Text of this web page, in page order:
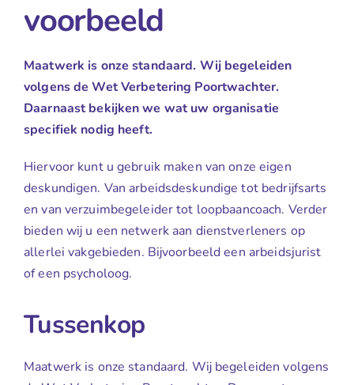
voorbeeld
Maatwerk is onze standaard. Wij begeleiden
volgens de Wet Verbetering Poortwachter.
Daarnaast bekijken we wat uw organisatie
specifiek nodig heeft.
Hiervoor kunt u gebruik maken van onze eigen
deskundigen. Van arbeidsdeskundige tot bedrijfsarts
en van verzuimbegeleider tot loopbaancoach. Verder
bieden wij u een netwerk aan dienstverleners op
allerlei vakgebieden. Bijvoorbeeld een arbeidsjurist
of een psycholoog.
Tussenkop
Maatwerk is onze standaard. Wij begeleiden volgens